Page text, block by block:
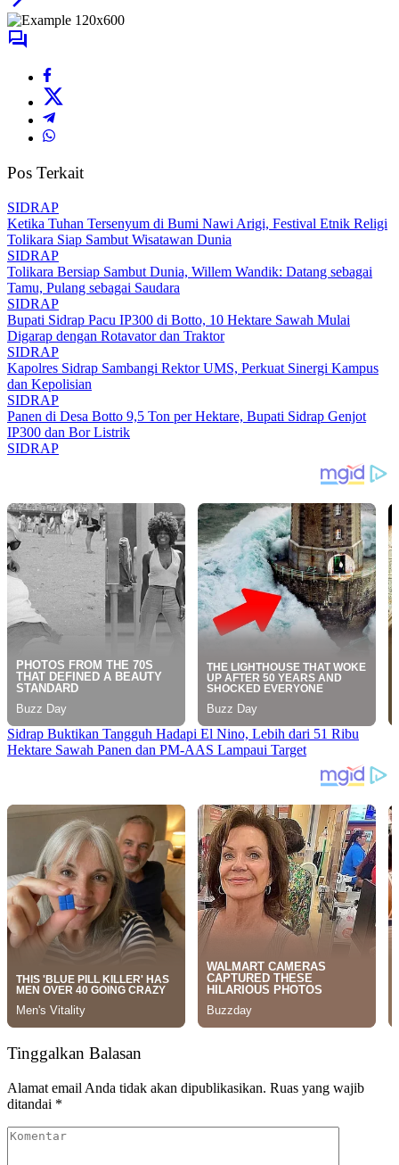
Pos Terkait
SIDRAP
Ketika Tuhan Tersenyum di Bumi Nawi Arigi, Festival Etnik Religi
Tolikara Siap Sambut Wisatawan Dunia
SIDRAP
Tolikara Bersiap Sambut Dunia, Willem Wandik: Datang sebagai
Tamu, Pulang sebagai Saudara
SIDRAP
Bupati Sidrap Pacu IP300 di Botto, 10 Hektare Sawah Mulai
Digarap dengan Rotavator dan Traktor
SIDRAP
Kapolres Sidrap Sambangi Rektor UMS, Perkuat Sinergi Kampus
dan Kepolisian
SIDRAP
Panen di Desa Botto 9,5 Ton per Hektare, Bupati Sidrap Genjot
IP300 dan Bor Listrik
SIDRAP
Sidrap Buktikan Tangguh Hadapi El Nino, Lebih dari 51 Ribu
Hektare Sawah Panen dan PM-AAS Lampaui Target
Tinggalkan Balasan
Alamat email Anda tidak akan dipublikasikan. Ruas yang wajib
ditandai *